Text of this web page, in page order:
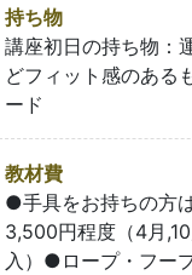
持ち物
講座初日の持ち物：
どフィット感のある
ード
教材費
●手具をお持ちの方
3,500円程度（4月
入）●ロープ・フー